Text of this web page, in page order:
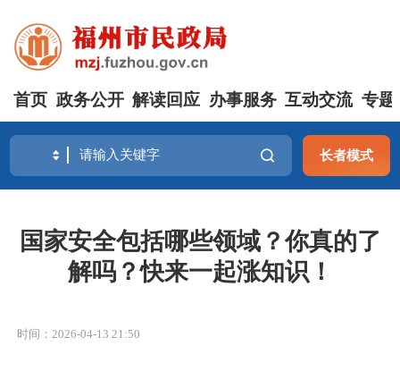
首页 政务公开 解读回应 办事服务 互动交流 专题
长者模式
国家安全包括哪些领域？你真的了
解吗？快来一起涨知识！
时间：2026-04-13 21:50